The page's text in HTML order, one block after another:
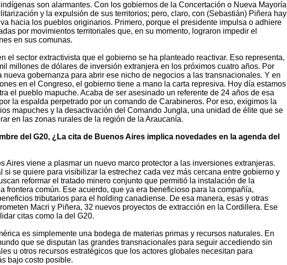
son alarmantes. Con los gobiernos de la Concertación o Nueva Mayoría
y la expulsión de sus territorios; pero, claro, con (Sebastián) Piñera hay
hacia los pueblos originarios. Primero, porque el presidente impulsa o adhiere
por movimientos territoriales que, en su momento, lograron impedir el
en sus comunas.
el sector extractivista que el gobierno se ha planteado reactivar. Eso representa,
millones de dólares de inversión extranjera en los próximos cuatro años. Por
nueva gobernanza para abrir ese nicho de negocios a las transnacionales. Y en
en el Congreso, el gobierno tiene a mano la carta represiva. Hoy día estamos
el pueblo mapuche. Acaba de ser asesinado un referente de 24 años de esa
la espalda perpetrado por un comando de Carabineros. Por eso, exigimos la
mapuches y la desactivación del Comando Jungla, una unidad de élite que se
en las zonas rurales de la región de la Araucanía.
del G20, ¿La cita de Buenos Aires implica novedades en la agenda del
Aires viene a plasmar un nuevo marco protector a las inversiones extranjeras.
si se quiere para visibilizar la estrechez cada vez más cercana entre gobierno y
reformar el tratado minero conjunto que permitió la instalación de la
frontera común. Ese acuerdo, que ya era beneficioso para la compañía,
tributarios para el holding canadiense. De esa manera, esas y otras
Macri y Piñera, 32 nuevos proyectos de extracción en la Cordillera. Ese
citas como la del G20.
es simplemente una bodega de materias primas y recursos naturales. En
que se disputan las grandes transnacionales para seguir accediendo sin
u otros recursos estratégicos que los actores globales necesitan para
bajo costo posible.